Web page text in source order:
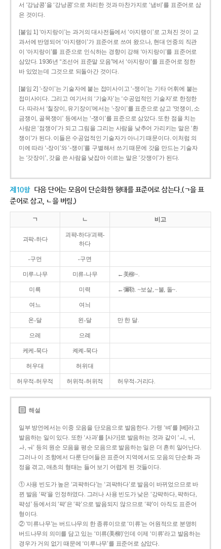
서 ‘강남콩’을 ‘강낭콩’으로 처리한 것과 마찬가지로 ‘냄비’를 표준어로 삼
은 것이다.
[붙임 1] ‘아지랑이’는 과거의 대사전들에서 ‘아지랭이’로 고쳐진 것이 교
과서에 반영되어 ‘아지랭이’가 표준어로 쓰여 왔으나, 현대 언중의 직관
이 ‘아지랑이’를 표준으로 인식하는 경향이 강해 ‘아지랑이’를 표준어로
삼았다. 1936년 “조선어 표준말 모음”에서 ‘아지랑이’를 표준어로 정한
바 있었는데 그것으로 되돌아간 것이다.
[붙임 2] ‘-장이’는 기술자에 붙는 접미사이고 ‘-쟁이’는 기타 어휘에 붙는
접미사이다. 그리고 여기서의 ‘기술자’는 ‘수공업적인 기술자’로 한정한
다. 따라서 ‘칠장이, 유기장이’에서는 ‘-장이’를 표준으로 삼고 ‘멋쟁이, 소
금쟁이, 골목쟁이’ 등에서는 ‘-쟁이’를 표준으로 삼았다. 또한 점을 치는
사람은 ‘점쟁이’가 되고 그림을 그리는 사람을 낮추어 가리키는 말은 ‘환
쟁이’가 된다. 이들은 수공업적인 기술자가 아니기 때문이다. 이처럼 의
미에 따라 ‘-장이’와 ‘-쟁이’를 구별해서 쓰기 때문에 갓을 만드는 기술자
는 ‘갓장이’, 갓을 쓴 사람을 낮잡아 이르는 말은 ‘갓쟁이’가 된다.
제10항 다음 단어는 모음이 단순화한 형태를 표준어로 삼는다.(ㄱ을 표
준어로 삼고, ㄴ을 버림.)
ㄱ ㄴ 비고
괴팍-하다
괴퍅-하다/괴팩-
하다
-구먼 -구면
미루-나무 미류-나무 ←美柳~.
미륵 미력 ←彌勒. ~보살, ~불, 돌~.
여느 여늬
온-달 왼-달 만 한 달.
으레 으례
케케-묵다 켸켸-묵다
허우대 허위대
허우적-허우적 허위적-허위적 허우적-거리다.
해설
일부 방언에서는 이중 모음을 단모음으로 발음한다. 가령 ‘벼’를 [베]라고
발음하는 일이 있다. 또한 ‘사과’를 [사가]로 발음하는 것과 같이 ‘ㅚ, ㅟ,
ㅘ, ㅝ’ 등의 원순 모음을 평순 모음으로 발음하는 일은 더 흔히 일어난다.
그러나 이 조항에서 다룬 단어들은 표준어 지역에서도 모음의 단순화 과
정을 겪고, 애초의 형태는 들어 보기 어렵게 된 것들이다.
① 사용 빈도가 높은 ‘괴퍅하다’는 ‘괴팍하다’로 발음이 바뀌었으므로 바
뀐 발음 ‘팍’을 인정하였다. 그러나 사용 빈도가 낮은 ‘강퍅하다, 퍅하다,
퍅성’ 등에서의 ‘퍅’은 ‘팍’으로 발음되지 않으므로 ‘퍅’이 아직도 표준어
형이다.
② ‘미류나무’는 버드나무의 한 종류이므로 ‘미류’는 어원적으로 분명히
버드나무의 의미를 담고 있는 ‘미류(美柳)’인데 이제 ‘미류’라고 발음하는
경우가 거의 없기 때문에 ‘미루나무’를 표준어로 삼았다.